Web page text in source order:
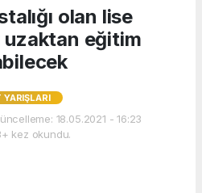
olan lise
eğitim
YARIŞLARI
18.05.2021 - 16:23
kez okundu.